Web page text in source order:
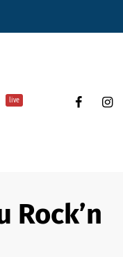
live
Rock’n